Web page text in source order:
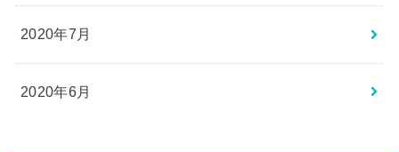
2020年7月
2020年6月